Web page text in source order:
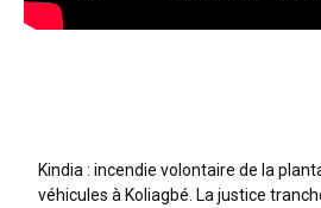
Kindia : incendie volontaire de la
véhicules à Koliagbé. La justice